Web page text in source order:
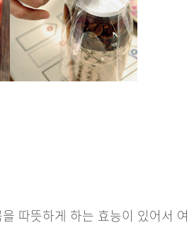
따뜻하게 하는 효능이 있어서 여